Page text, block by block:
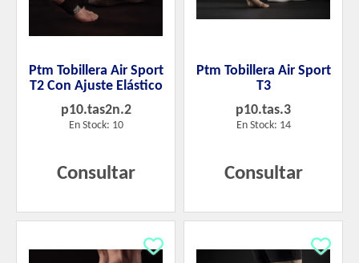
Ptm Tobillera Air Sport
T2 Con Ajuste Elástico
p10.tas2n.2
En Stock: 10
Consultar
Ptm Tobillera Air Sport
T3
p10.tas.3
En Stock: 14
Consultar